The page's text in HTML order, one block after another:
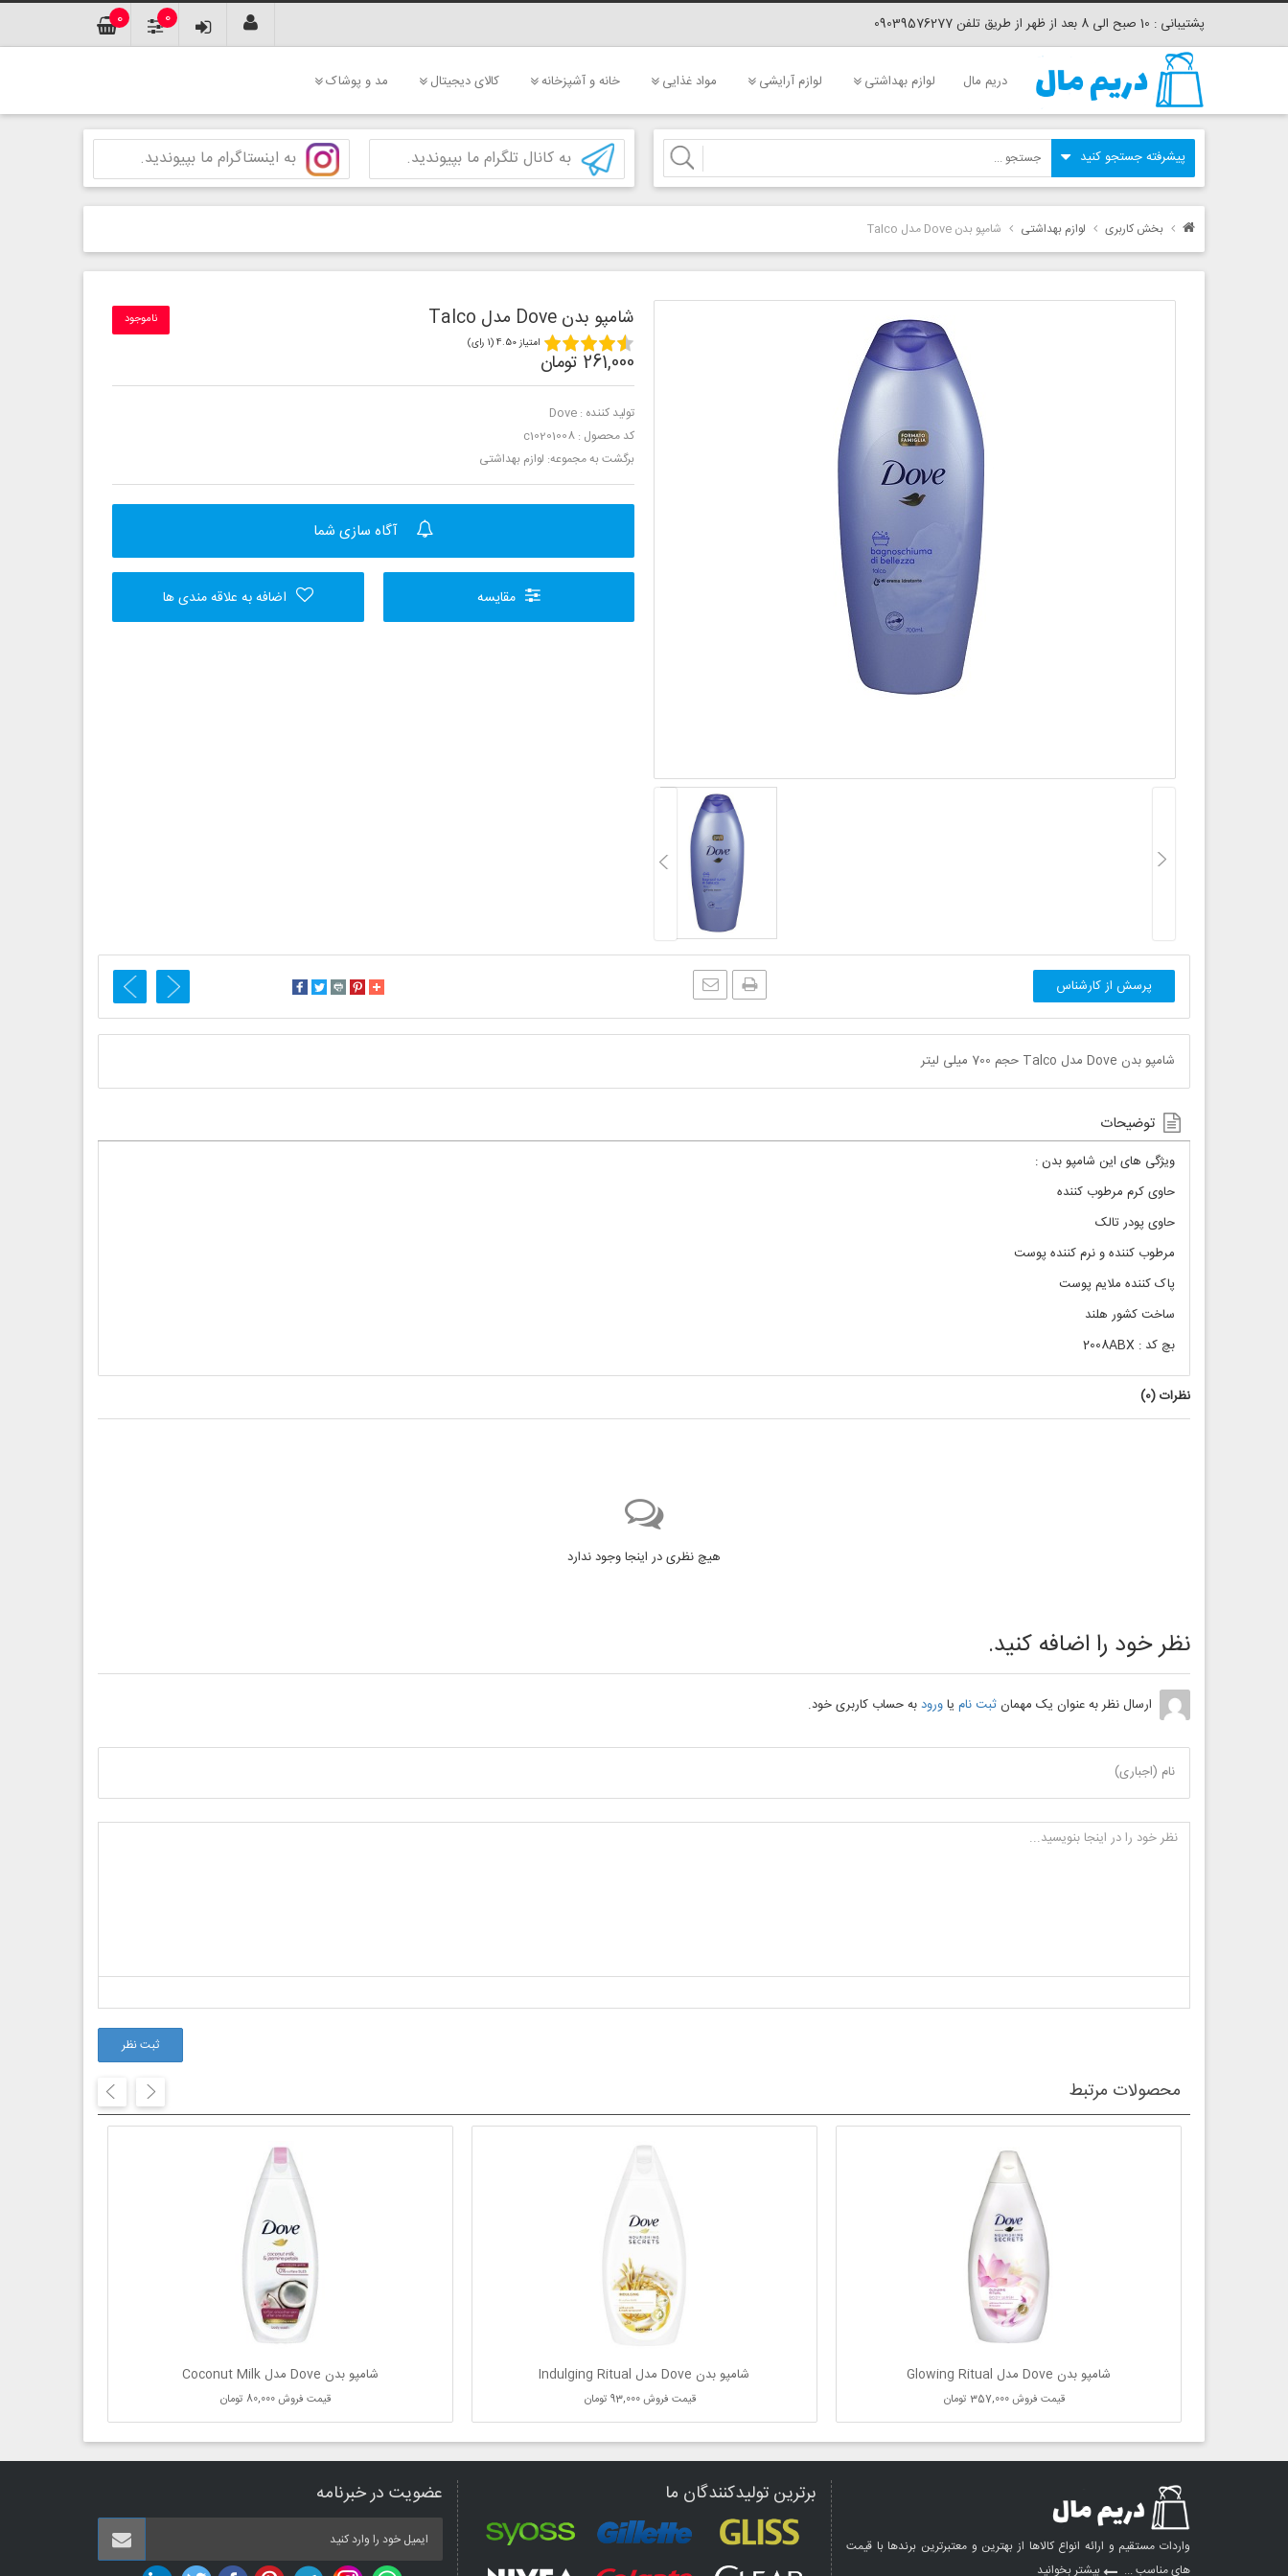
پشتیبانی : 10 صبح الی 8 بعد از ظهر از طریق تلفن 09039576277 0 0
دریم مال لوازم بهداشتی لوازم آرایشی مواد غذایی خانه و آشپزخانه کالای دیجیتال مد و پوشاک
به کانال تلگرام ما بپیوندید. به اینستاگرام ما بپیوندید.
بخش کاربری لوازم بهداشتی شامپو بدن Dove مدل Talco
شامپو بدن Dove مدل Talco ناموجود
امتیاز 4.50 (1 رای)
261,000 تومان
تولید کننده : Dove
کد محصول : c10201008
برگشت به مجموعه: لوازم بهداشتی
آگاه سازی شما
مقایسه اضافه به علاقه مندی ها
پرسش از کارشناس
شامپو بدن Dove مدل Talco حجم 700 میلی لیتر
توضیحات
ویژگی های این شامپو بدن :
حاوی کرم مرطوب کننده
حاوی پودر تالک
مرطوب کننده و نرم کننده پوست
پاک کننده ملایم پوست
ساخت کشور هلند
بچ کد : 2008ABX
نظرات (0
)
هیچ نظری در اینجا وجود ندارد
نظر خود را اضافه کنید.
ارسال نظر به عنوان یک مهمانثبت نام یاورودبه حساب کاربری خود.
نام (اجباری)
ثبت نظر
محصولات مرتبط
شامپو بدن Dove مدل Coconut Milk
قیمت فروش80,000 تومان
شامپو بدن Dove مدل Indulging Ritual
قیمت فروش93,000 تومان
شامپو بدن Dove مدل Glowing Ritual
قیمت فروش357,000 تومان
واردات مستقیم و ارائه انواع کالاها از بهترین و معتبرترین برندها با قیمت
های مناسب ...
بیشتر بخوانید
برترین تولیدکنندگان ما عضویت در خبرنامه